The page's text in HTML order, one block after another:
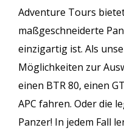
Adventure Tours
maßgeschneiderte
einzigartig ist. Als
Möglichkeiten zur
einen BTR 80, einen
APC fahren. Oder die
Panzer! In jedem Fall